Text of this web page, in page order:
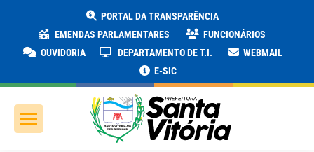
PORTAL DA TRANSPARÊNCIA
EMENDAS PARLAMENTARES
FUNCIONÁRIOS
OUVIDORIA
DEPARTAMENTO DE T.I.
WEBMAIL
E-SIC